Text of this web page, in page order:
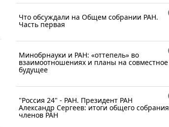
Что обсуждали на Общем собрании РАН.
Часть первая​​
Минобрнауки и РАН: «оттепель» во
взаимоотношениях и планы на совместное
будущее
"Россия 24" - РАН. Президент РАН
Александр Сергеев: итоги общего собрания
членов РАН